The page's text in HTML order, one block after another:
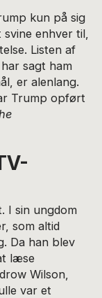
kun på sig
enhver til,
Listen af
sagt ham
er alenlang.
Trump opført
I sin ungdom
som altid
Da han blev
læse
Wilson,
var et